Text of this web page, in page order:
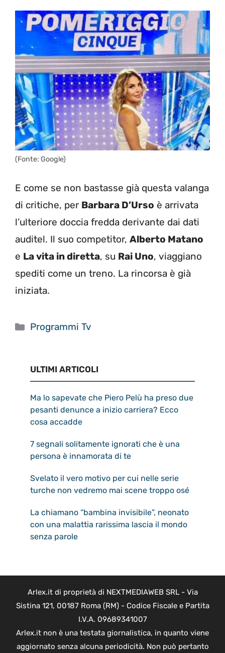
(Fonte: Google)
E come se non bastasse già questa valanga
di critiche, per Barbara D’Urso è arrivata
l’ulteriore doccia fredda derivante dai dati
auditel. Il suo competitor, Alberto Matano
e La vita in diretta, su Rai Uno, viaggiano
spediti come un treno. La rincorsa è già
iniziata.
Categorie
Programmi Tv
ULTIMI ARTICOLI
Ma lo sapevate che Piero Pelù ha preso due
pesanti denunce a inizio carriera? Ecco
cosa accadde
7 segnali solitamente ignorati che è una
persona è innamorata di te
Svelato il vero motivo per cui nelle serie
turche non vedremo mai scene troppo osé
La chiamano “bambina invisibile”, neonato
con una malattia rarissima lascia il mondo
senza parole
Arlex.it di proprietà di NEXTMEDIAWEB SRL - Via
Sistina 121, 00187 Roma (RM) - Codice Fiscale e Partita
I.V.A. 09689341007
Arlex.it non è una testata giornalistica, in quanto viene
aggiornato senza alcuna periodicità. Non può pertanto